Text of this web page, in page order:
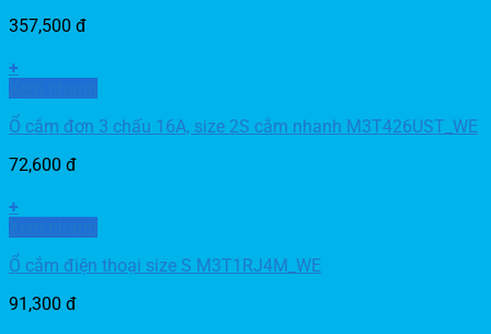
357,500 đ
+
Ổ cắm đơn 3 chấu 16A, size 2S cắm nhanh M3T426UST_WE
72,600 đ
+
Ổ cắm điện thoại size S M3T1RJ4M_WE
91,300 đ